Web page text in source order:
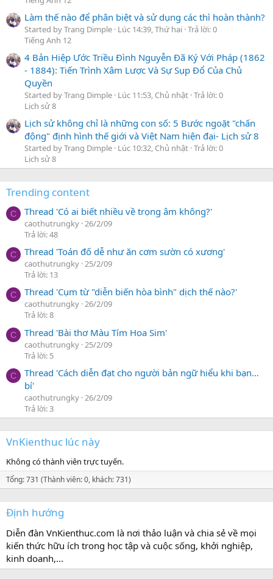
Làm thế nào để phân biệt và sử dụng các thì hoàn thành?
Started by Trang Dimple Lúc 14:39, Thứ hai Trả lời: 0
Tiếng Anh 12
4 Bản Hiệp Ước Triều Đình Nguyễn Đã Ký Với Pháp (1862
- 1884): Tiến Trình Xâm Lược Và Sự Sụp Đổ Của Chủ
Quyền
Started by Trang Dimple Lúc 11:53, Chủ nhật Trả lời: 0
Lịch sử 8
Lịch sử không chỉ là những con số: 5 Bước ngoặt "chấn
động" định hình thế giới và Việt Nam hiện đại- Lịch sử 8
Started by Trang Dimple Lúc 10:32, Chủ nhật Trả lời: 0
Lịch sử 8
Trending content
C Thread 'Có ai biết nhiều về trọng âm không?'
caothutrungky 26/2/09
Trả lời: 48
C Thread 'Toán đố dễ như ăn cơm sườn có xương'
caothutrungky 25/2/09
Trả lời: 13
C Thread 'Cụm từ "diễn biến hòa bình" dịch thế nào?'
caothutrungky 26/2/09
Trả lời: 8
C Thread 'Bài thơ Màu Tím Hoa Sim'
caothutrungky 25/2/09
Trả lời: 5
C
Thread 'Cách diễn đạt cho người bản ngữ hiểu khi bạn…
bí'
caothutrungky 26/2/09
Trả lời: 3
VnKienthuc lúc này
Không có thành viên trực tuyến.
Tổng: 731 (Thành viên: 0, khách: 731)
Định hướng
Diễn đàn VnKienthuc.com là nơi thảo luận và chia sẻ về mọi
kiến thức hữu ích trong học tập và cuộc sống, khởi nghiệp,
kinh doanh,...